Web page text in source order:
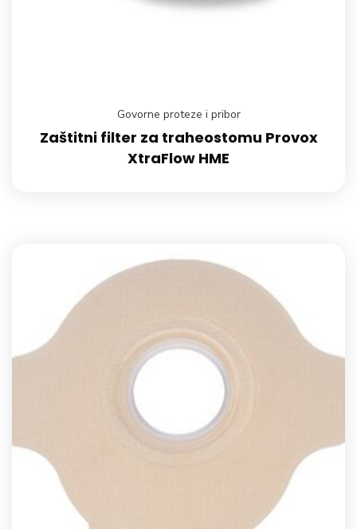
Govorne proteze i pribor
Zaštitni filter za traheostomu Provox
XtraFlow HME